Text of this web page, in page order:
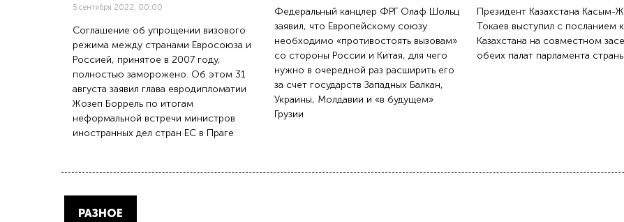
5 сентября 2022, 00:00
Соглашение об упрощении визового
режима между странами Евросоюза и
Россией, принятое в 2007 году,
полностью заморожено. Об этом 31
августа заявил глава евродипломатии
Жозеп Боррель по итогам
неформальной встречи министров
иностранных дел стран ЕС в Праге
Федеральный канцлер ФРГ Олаф Шольц
заявил, что Европейскому союзу
необходимо «противостоять вызовам»
со стороны России и Китая, для чего
нужно в очередной раз расширить его
за счет государств Западных Балкан,
Украины, Молдавии и «в будущем»
Грузии
Президент Казахстана Касым-
Токаев выступил с посланием
Казахстана на совместном
обеих палат парламента страны
РАЗНОЕ